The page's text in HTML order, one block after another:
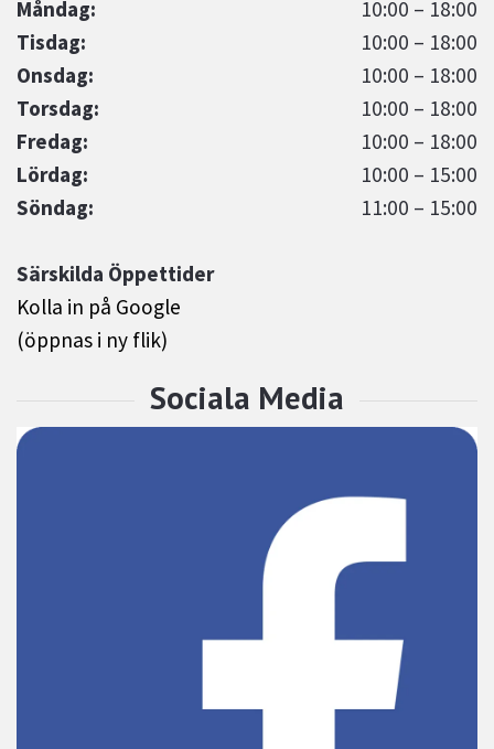
Måndag:
10:00 – 18:00
Tisdag:
10:00 – 18:00
Onsdag:
10:00 – 18:00
Torsdag:
10:00 – 18:00
Fredag:
10:00 – 18:00
Lördag:
10:00 – 15:00
Söndag:
11:00 – 15:00
Särskilda Öppettider
Kolla in på Google
(öppnas i ny flik)